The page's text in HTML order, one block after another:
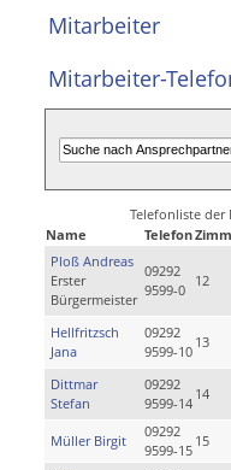
Mitarbeiter
Mitarbeiter-
Telefonliste
Name
Telefon
Ploß Andreas
Erster
Bürgermeister
09292
9599-0
12
Hellfritzsch
Jana
09292
9599-10
13
Dittmar
Stefan
09292
9599-14
14
Müller Birgit
09292
9599-15
15